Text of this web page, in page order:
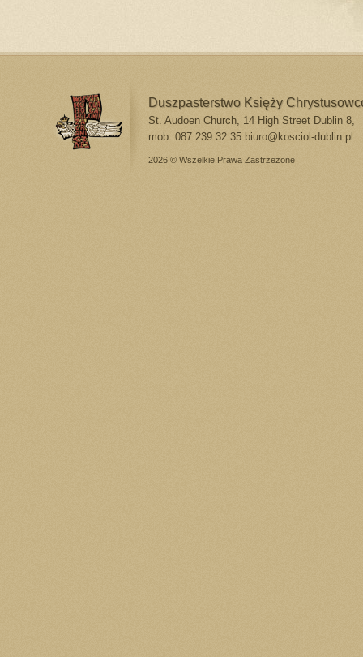
Duszpasterstwo Księży
St. Audoen Church, 14 High Street Dublin 8,
mob: 087 239 32 35 biuro@kosciol-dublin.pl
2026 © Wszelkie Prawa Zastrzeżone